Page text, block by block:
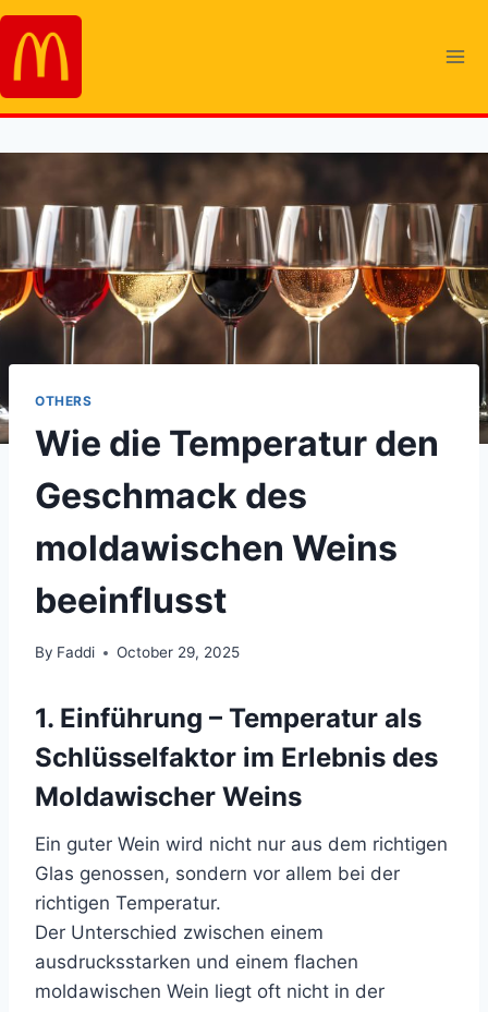
Skip
content
OTHERS
Wie die Temperatur den
Geschmack des
moldawischen Weins
beeinflusst
By Faddi October 29, 2025
1. Einführung – Temperatur als
Schlüsselfaktor im Erlebnis des
Moldawischer Weins
Ein guter Wein wird nicht nur aus dem richtigen
Glas genossen, sondern vor allem bei der
richtigen Temperatur.
Der Unterschied zwischen einem
ausdrucksstarken und einem flachen
moldawischen Wein liegt oft nicht in der